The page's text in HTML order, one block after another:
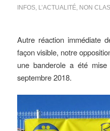
INFOS, L’ACTUALITÉ, NON
Autre réaction immédiate
façon visible, notre
une banderole a été
septembre 2018.